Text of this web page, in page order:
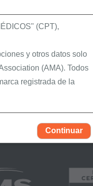
(CPT),
y otros datos solo
(AMA). Todos
registrada de la
Continuar